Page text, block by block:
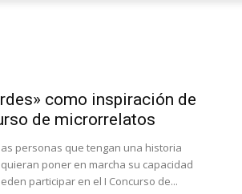
como inspiración de
de microrrelatos
personas que tengan una historia
poner en marcha su capacidad
participar en el I Concurso de...